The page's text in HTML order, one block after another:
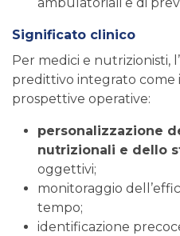
Significato clinico
Per medici e nutrizionisti,
predittivo integrato come
prospettive operative:
personalizzazione
nutrizionali e dello
oggettivi;
monitoraggio
tempo;
identificazione